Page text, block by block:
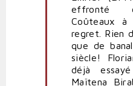
coup
monté
par
Polit'producteur
(non
vérifié)
effronté
Coûteaux à
regret. Rien
que de
siècle!
déjà
Maïtena